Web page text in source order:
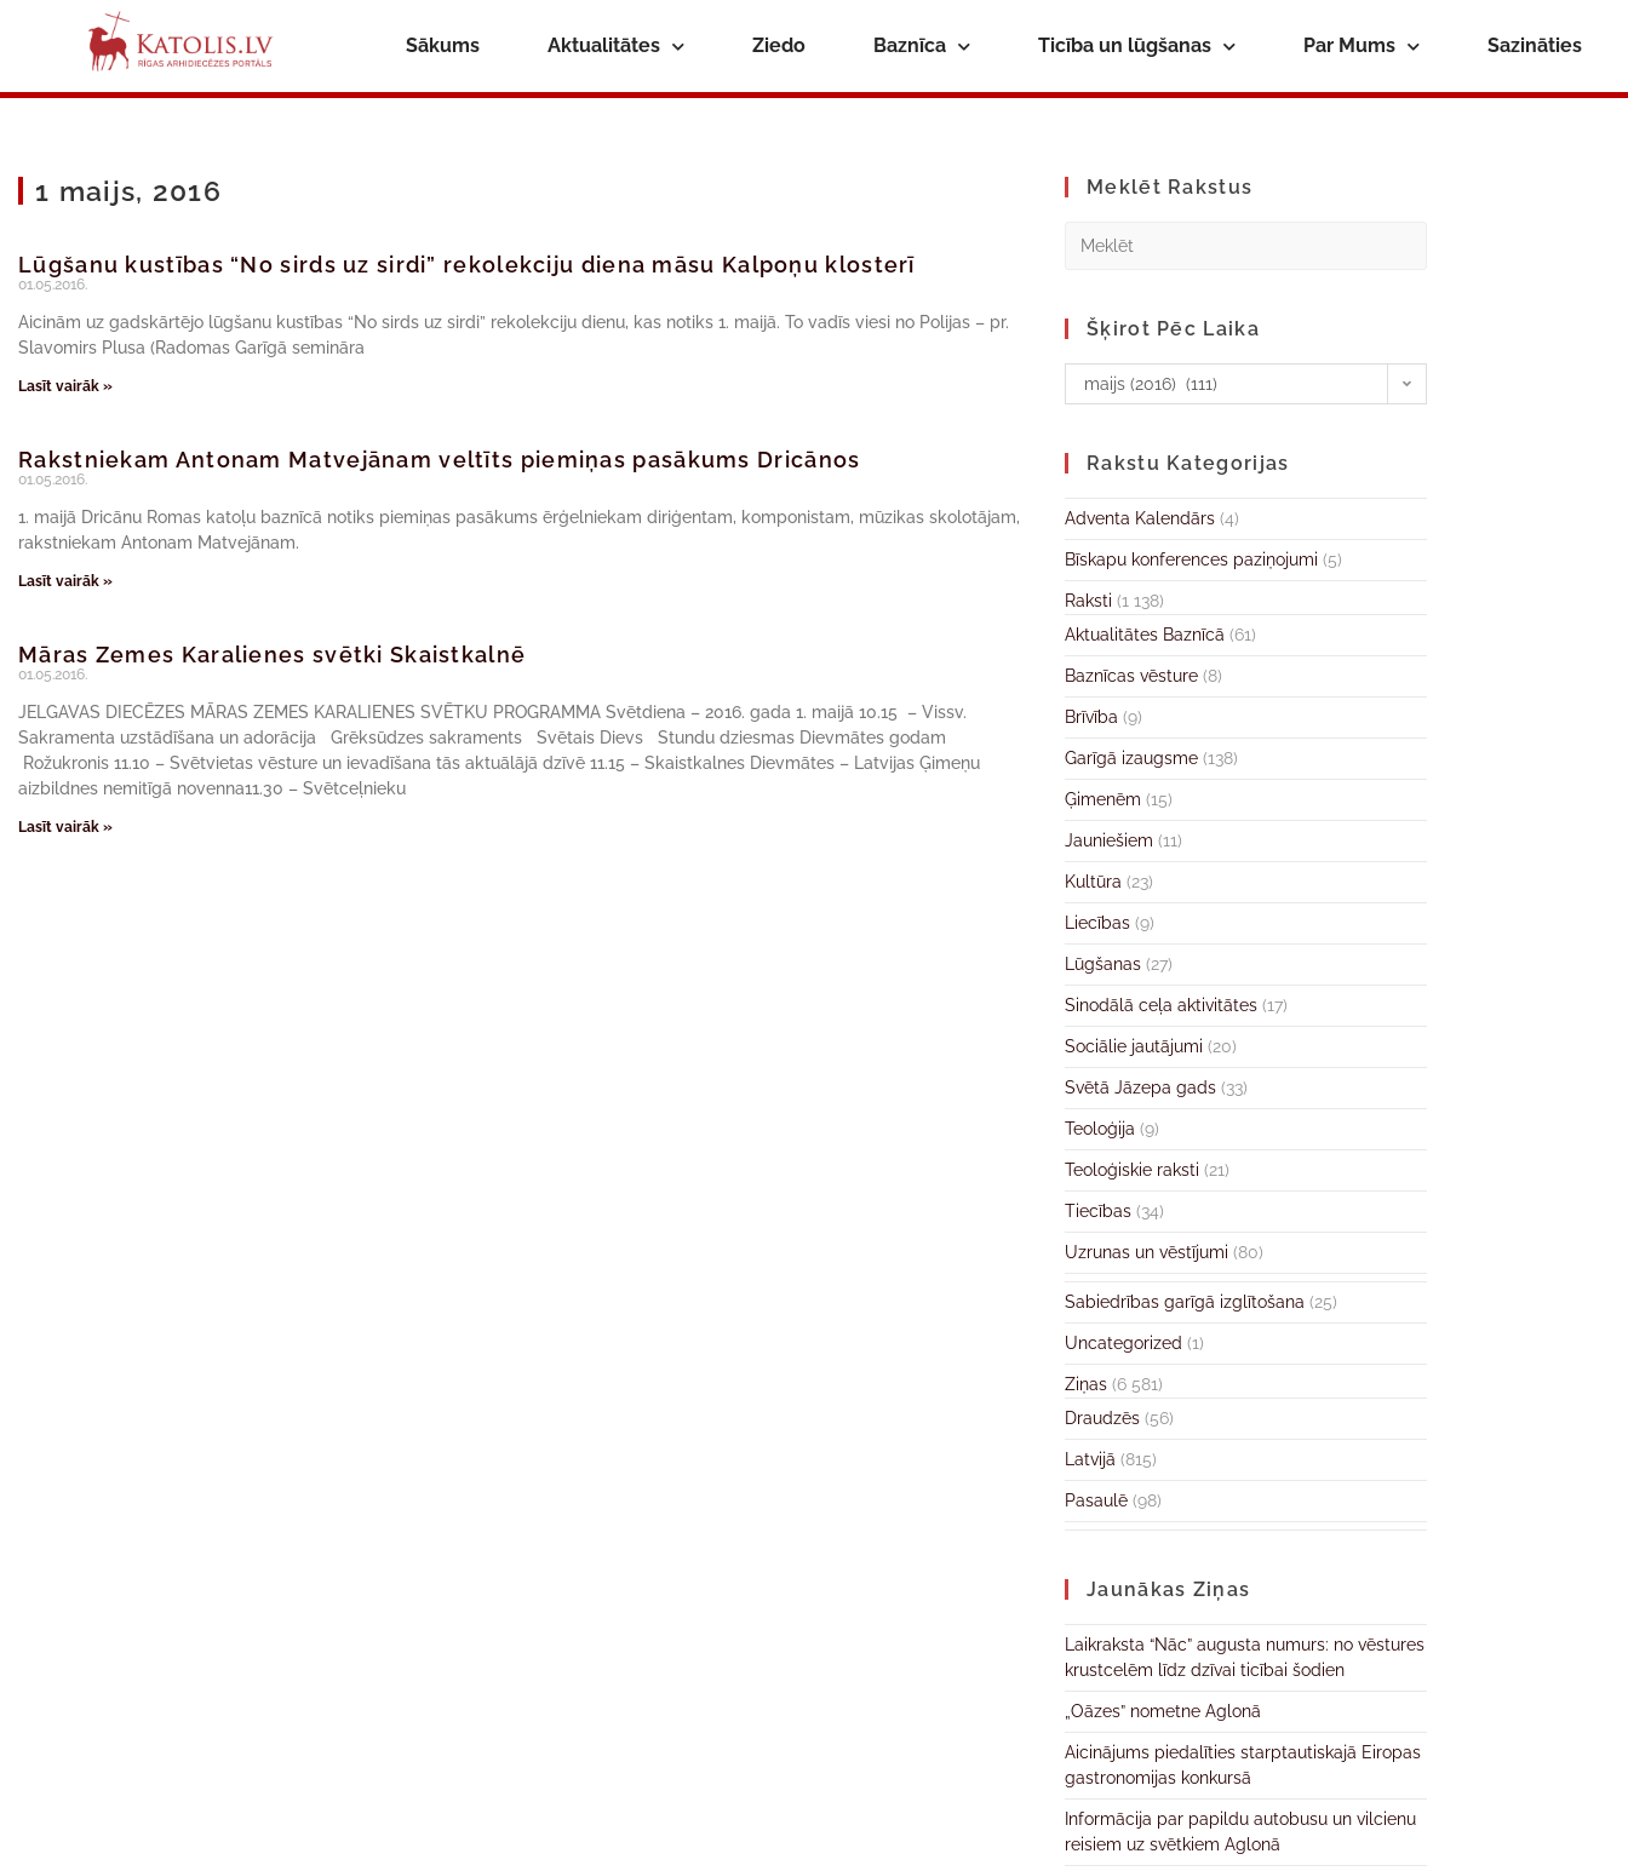
Sākums Aktualitātes Ziedo Baznīca Ticība un lūgšanas Par Mums Sazināties
1 maijs, 2016
Lūgšanu kustības “No sirds uz sirdi” rekolekciju diena māsu Kalpoņu klosterī
01.05.2016.
Aicinām uz gadskārtējo lūgšanu kustības “No sirds uz sirdi” rekolekciju dienu, kas notiks 1. maijā. To vadīs viesi no Polijas – pr.
Slavomirs Plusa (Radomas Garīgā semināra
Lasīt vairāk »
Rakstniekam Antonam Matvejānam veltīts piemiņas pasākums Dricānos
01.05.2016.
1. maijā Dricānu Romas katoļu baznīcā notiks piemiņas pasākums ērģelniekam diriģentam, komponistam, mūzikas skolotājam,
rakstniekam Antonam Matvejānam.
Lasīt vairāk »
Māras Zemes Karalienes svētki Skaistkalnē
01.05.2016.
JELGAVAS DIECĒZES MĀRAS ZEMES KARALIENES SVĒTKU PROGRAMMA Svētdiena – 2016. gada 1. maijā 10.15 – Vissv.
Sakramenta uzstādīšana un adorācija Grēksūdzes sakraments Svētais Dievs Stundu dziesmas Dievmātes godam
Rožukronis 11.10 – Svētvietas vēsture un ievadīšana tās aktuālājā dzīvē 11.15 – Skaistkalnes Dievmātes – Latvijas Ģimeņu
aizbildnes nemitīgā novenna11.30 – Svētceļnieku
Lasīt vairāk »
Meklēt Rakstus
Šķirot Pēc Laika
maijs (2016) (111)
Rakstu Kategorijas
Adventa Kalendārs (4)
Bīskapu konferences paziņojumi (5)
Raksti (1 138)
Aktualitātes Baznīcā (61)
Baznīcas vēsture (8)
Brīvība (9)
Garīgā izaugsme (138)
Ģimenēm (15)
Jauniešiem (11)
Kultūra (23)
Liecības (9)
Lūgšanas (27)
Sinodālā ceļa aktivitātes (17)
Sociālie jautājumi (20)
Svētā Jāzepa gads (33)
Teoloģija (9)
Teoloģiskie raksti (21)
Tiecības (34)
Uzrunas un vēstījumi (80)
Sabiedrības garīgā izglītošana (25)
Uncategorized (1)
Ziņas (6 581)
Draudzēs (56)
Latvijā (815)
Pasaulē (98)
Jaunākas Ziņas
Laikraksta “Nāc” augusta numurs: no vēstures
krustcelēm līdz dzīvai ticībai šodien
„Oāzes” nometne Aglonā
Aicinājums piedalīties starptautiskajā Eiropas
gastronomijas konkursā
Informācija par papildu autobusu un vilcienu
reisiem uz svētkiem Aglonā